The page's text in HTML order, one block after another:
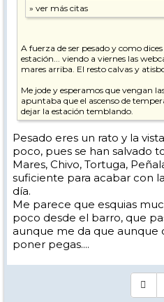
A fuerza de ser pesado y como
estación... viendo a viernes las
mares arriba. El resto calvas y
Me jode y esperamos que vengan
apuntaba que el ascenso de
dejar la estación temblando.
Pesado eres un rato y la
poco, pues se han salvado
Mares, Chivo, Tortuga,
suficiente para acabar con
día.
Me parece que esquias
poco desde el barro, que
aunque me da que aunque
poner pegas....